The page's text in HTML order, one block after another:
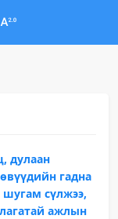
дулаан
гадна
сүлжээ,
ажлын